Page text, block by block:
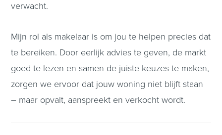
verwacht.
Mijn rol als makelaar is om jou te helpen precies dat
te bereiken. Door eerlijk advies te geven, de markt
goed te lezen en samen de juiste keuzes te maken,
zorgen we ervoor dat jouw woning niet blijft staan
– maar opvalt, aanspreekt en verkocht wordt.